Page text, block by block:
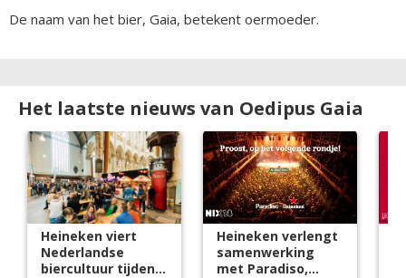
De naam van het bier, Gaia, betekent oermoeder.
Het laatste nieuws van Oedipus Gaia
Heineken viert
Nederlandse
biercultuur tijdens
Heineken verlengt
samenwerking
met Paradiso,